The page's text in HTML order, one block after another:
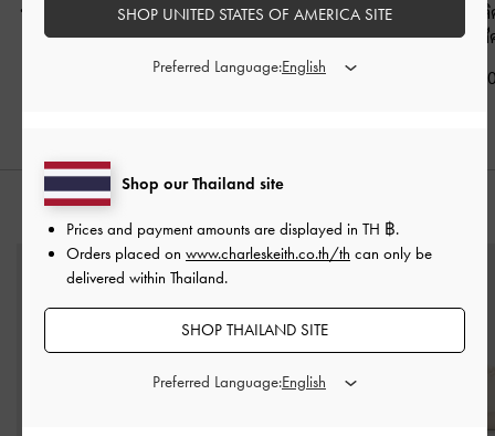
พร้อมสายสะพายแบบโซ่
รุ่น Duo-สีครีม
รุ่น Ciara -สีครีม
เข็มขัดเมทัล
Aubrielle
฿2,790.00
Shop our Thailand site
Prices and payment amounts are displayed in TH ฿.
Orders placed on www.charleskeith.co.th/th can only be
delivered within Thailand.
SHOP THAILAND SITE
Preferred Language:
SHOP UNITED STATES OF AMERICA SITE
Preferred Language: